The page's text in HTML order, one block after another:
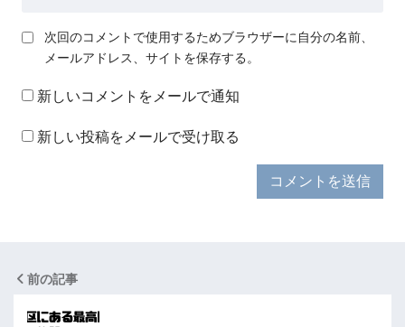
次回のコメントで使用するためブラウザーに自分の名前、
メールアドレス、サイトを保存する。
新しいコメントをメールで通知
新しい投稿をメールで受け取る
前の記事